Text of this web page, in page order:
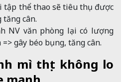
tập thể thao sẽ tiêu thụ được
tăng cân.
NV văn phòng lại có lượng
gây béo bụng, tăng cân.
mì thịt không lo